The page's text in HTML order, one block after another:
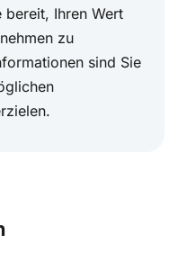
bereit, Ihren Wert
zu
sind Sie